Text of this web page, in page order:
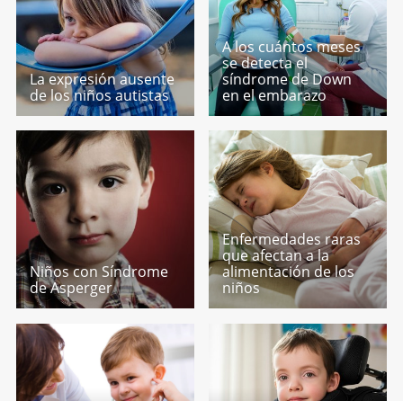
La expresión ausente
de los niños autistas
A los cuántos meses
se detecta el
síndrome de Down
en el embarazo
Niños con Síndrome
de Asperger
Enfermedades raras
que afectan a la
alimentación de los
niños